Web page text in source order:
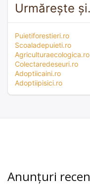
Urmărește
Puietiforestieri.ro
Scoaladepuieti.ro
Agriculturaecologica.ro
Colectaredeseuri.ro
Adoptiicaini.ro
Adoptiipisici.ro
Anunțuri